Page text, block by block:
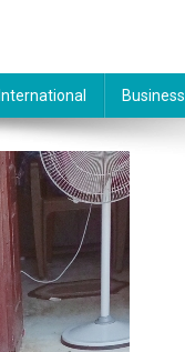
International Business